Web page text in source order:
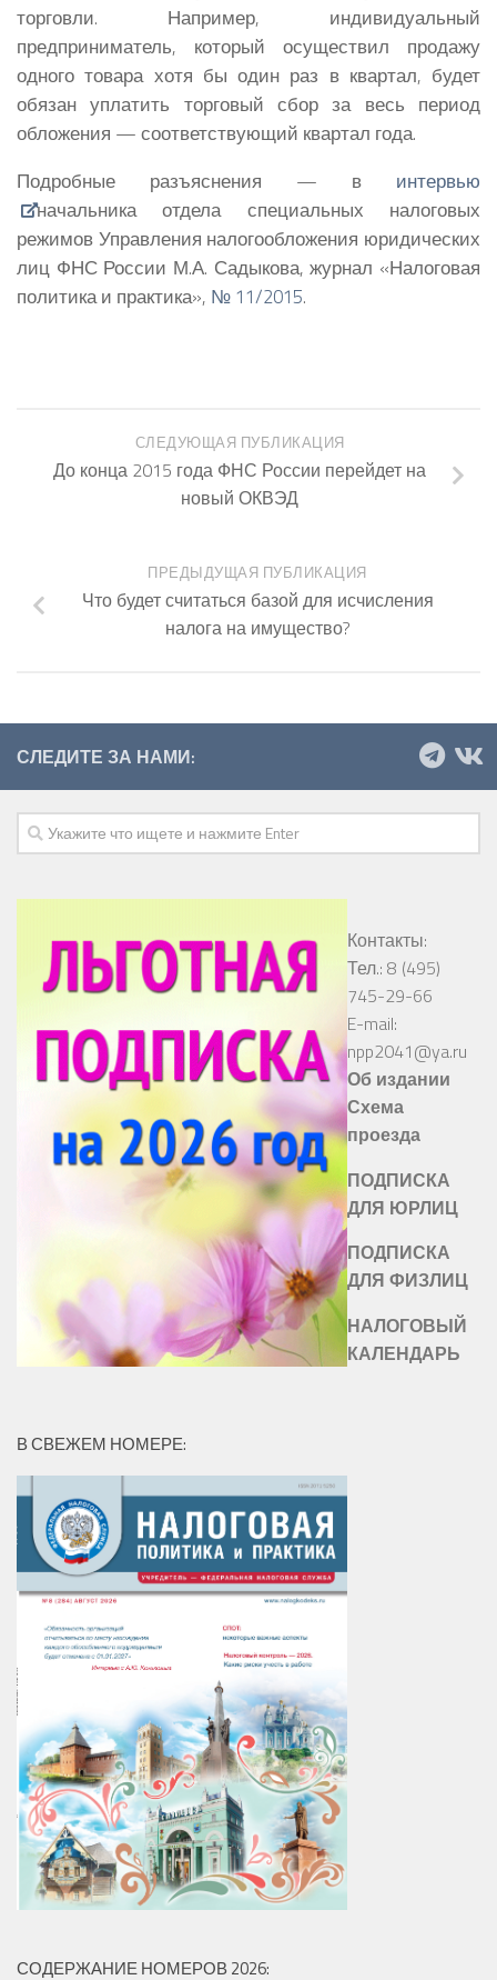
торговли. Например, индивидуальный
предприниматель, который осуществил продажу
одного товара хотя бы один раз в квартал, будет
обязан уплатить торговый сбор за весь период
обложения — соответствующий квартал года.
Подробные разъяснения — в интервью
начальника отдела специальных налоговых
режимов Управления налогообложения юридических
лиц ФНС России М.А. Садыкова, журнал «Налоговая
политика и практика», № 11/2015.
СЛЕДУЮЩАЯ ПУБЛИКАЦИЯ
До конца 2015 года ФНС России перейдет на
новый ОКВЭД
ПРЕДЫДУЩАЯ ПУБЛИКАЦИЯ
Что будет считаться базой для исчисления
налога на имущество?
СЛЕДИТЕ ЗА НАМИ:
Контакты:
Тел.: 8 (495)
745-29-66
E-mail:
npp2041@ya.ru
Об издании
Схема
проезда
ПОДПИСКА
ДЛЯ ЮРЛИЦ
ПОДПИСКА
ДЛЯ ФИЗЛИЦ
НАЛОГОВЫЙ
КАЛЕНДАРЬ
В СВЕЖЕМ НОМЕРЕ:
СОДЕРЖАНИЕ НОМЕРОВ 2026: